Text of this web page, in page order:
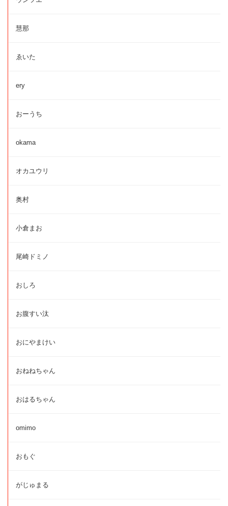
慧那
ゑいた
ery
おーうち
okama
オカユウリ
奥村
小倉まお
尾崎ドミノ
おしろ
お腹すい汰
おにやまけい
おねねちゃん
おはるちゃん
omimo
おもぐ
がじゅまる